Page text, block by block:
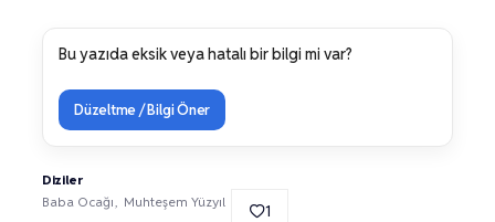
Bu yazıda eksik veya hatalı bir bilgi mi var?
Düzeltme / Bilgi Öner
Diziler
Baba Ocağı
Muhteşem Yüzyıl 1